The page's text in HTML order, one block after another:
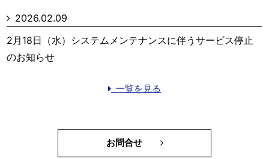
2026.02.09
2月18日（水）システムメンテナンスに伴うサービス停止
のお知らせ
一覧を見る
お問合せ